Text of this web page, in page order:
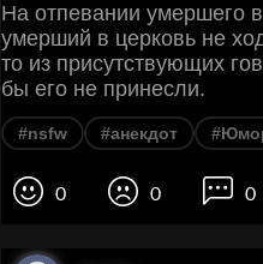
На отпевании умершего
умерший в церковь не
то из присутствующих
бы его не принесли.
#nsfw #анекдот
0 0 0